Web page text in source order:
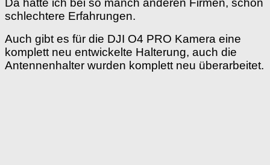
Da hatte ich bei so manch anderen Firmen, schon
schlechtere Erfahrungen.
Auch gibt es für die DJI O4 PRO Kamera eine
komplett neu entwickelte Halterung, auch die
Antennenhalter wurden komplett neu überarbeitet.